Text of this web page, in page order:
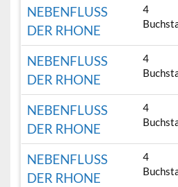
NEBENFLUSS
DER RHONE
4
NEBENFLUSS
DER RHONE
4
NEBENFLUSS
DER RHONE
4
NEBENFLUSS
DER RHONE
4